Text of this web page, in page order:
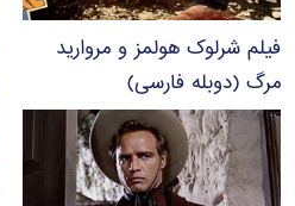
فیلم شرلوک هولمز و مروارید
مرگ (دوبله فارسی)